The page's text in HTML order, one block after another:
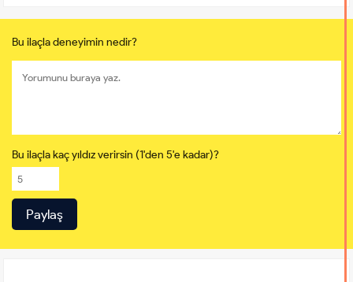
Bu ilaçla deneyimin nedir?
Bu ilaçla kaç yıldız verirsin (1'den 5'e kadar)?